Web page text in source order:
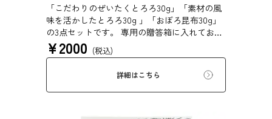
「こだわりのぜいたくとろろ30g」「素材の風
味を活かしたとろろ30g 」「おぼろ昆布30g」
の3点セットです。 専用の贈答箱に入れてお届
けします。 お祝い事、引き出物、お年賀、お
中元、お歳暮、母の日、父の日など様々なイベ
¥2000 (税込)
詳細はこちら